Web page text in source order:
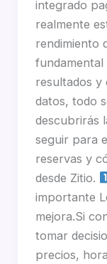
integrado
realmente
rendimiento
resultados y
datos, todo
descubrirás
seguir para
reservas y
desde Zitio.
importante
mejora.Si
tomar
precios,